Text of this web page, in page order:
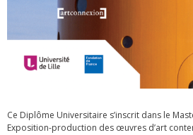
Ce Diplôme Universitaire s’inscrit dans le
Exposition-production des œuvres d’art